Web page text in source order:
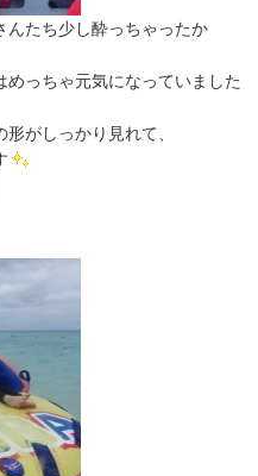
んたち少し酔っちゃったか
っちゃ元気になっていました
がしっかり見れて、